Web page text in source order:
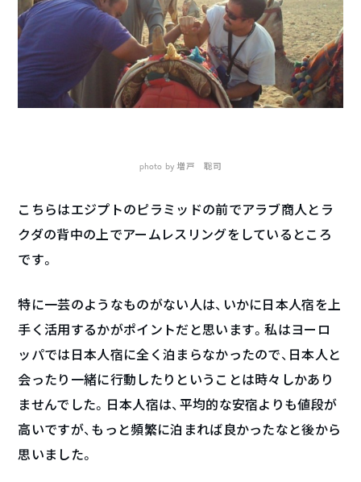
photo by 増戸 聡司
こちらはエジプトのピラミッドの前でアラブ商人とラ
クダの背中の上でアームレスリングをしているところ
です。
特に一芸のようなものがない人は、いかに日本人宿を上
手く活用するかがポイントだと思います。私はヨーロ
ッパでは日本人宿に全く泊まらなかったので、日本人と
会ったり一緒に行動したりということは時々しかあり
ませんでした。日本人宿は、平均的な安宿よりも値段が
高いですが、もっと頻繁に泊まれば良かったなと後から
思いました。